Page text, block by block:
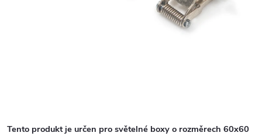
Tento produkt je určen pro světelné boxy o rozměrech 60x60